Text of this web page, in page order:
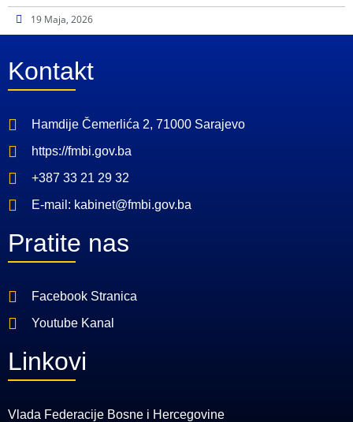
19 Maja, 2026
Kontakt
Hamdije Čemerlića 2, 71000 Sarajevo
https://fmbi.gov.ba
+387 33 21 29 32
E-mail: kabinet@fmbi.gov.ba
Pratite nas
Facebook Stranica
Youtube Kanal
Linkovi
Vlada Federacije Bosne i Hercegovine